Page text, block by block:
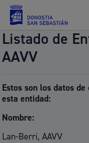
Listado de
AAVV
Estos son los datos
esta entidad:
Nombre:
Lan-Berri, AAVV